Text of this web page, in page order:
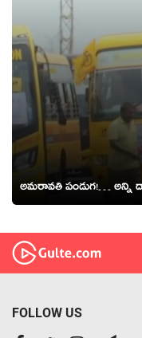
అమరావతి పండుగ!… అన్ని
FOLLOW US